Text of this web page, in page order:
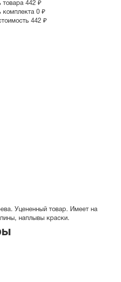
товара 442 ₽
комплекта 0 ₽
442 ₽
Уцененный товар. Имеет на
наплывы краски.